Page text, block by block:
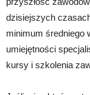
dzisiejszych
minimum średniego
umiejętności
kursy i szkolenia